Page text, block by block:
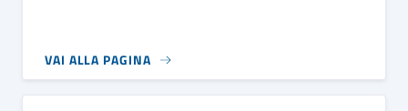
VAI ALLA PAGINA